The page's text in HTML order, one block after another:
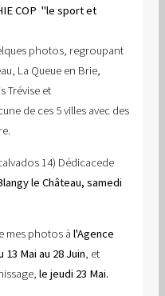
COP "le sport et
photos, regroupant
La Queue en Brie,
Trévise et
de ces 5 villes avec des
14) Dédicacede
le Château, samedi
mes photos à l'Agence
13 Mai au 28 Juin, et
le jeudi 23 Mai.